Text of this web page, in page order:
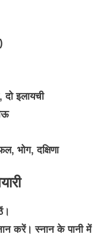
दो इलायची
भोग, दक्षिणा
करें। स्नान के पानी में